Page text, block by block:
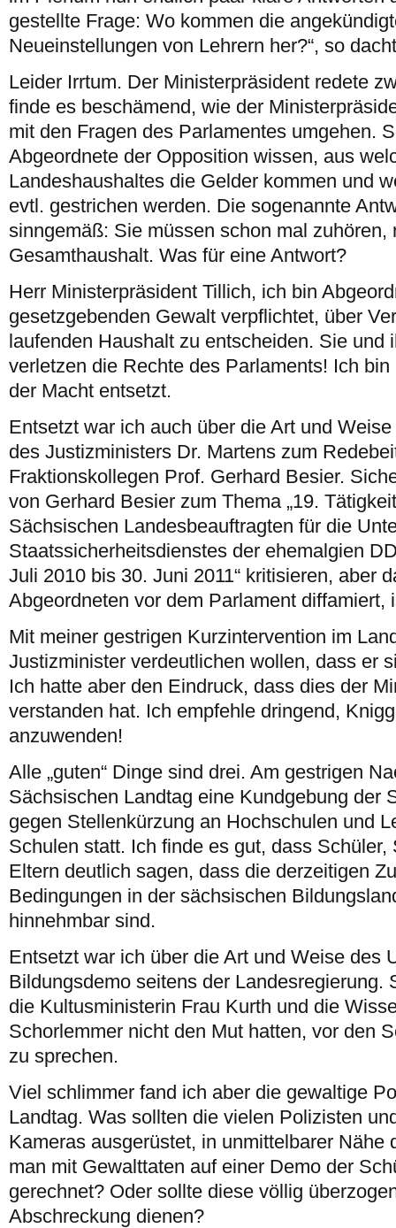
gestellte Frage: Wo kommen die
Neueinstellungen von Lehrern her?“, so
Leider Irrtum. Der Ministerpräsident redete
finde es beschämend, wie der
mit den Fragen des Parlamentes umgehen.
Abgeordnete der Opposition wissen, aus
Landeshaushaltes die Gelder kommen und
evtl. gestrichen werden. Die sogenannte
sinngemäß: Sie müssen schon mal zuhören,
Gesamthaushalt. Was für eine Antwort?
Herr Ministerpräsident Tillich, ich bin
gesetzgebenden Gewalt verpflichtet, über
laufenden Haushalt zu entscheiden. Sie und
verletzen die Rechte des Parlaments! Ich
der Macht entsetzt.
Entsetzt war ich auch über die Art und
des Justizministers Dr. Martens zum
Fraktionskollegen Prof. Gerhard Besier.
von Gerhard Besier zum Thema „19.
Sächsischen Landesbeauftragten für die
Staatssicherheitsdienstes der ehemalgien
Juli 2010 bis 30. Juni 2011“ kritisieren, aber
Abgeordneten vor dem Parlament diffamiert,
Mit meiner gestrigen Kurzintervention im
Justizminister verdeutlichen wollen, dass er
Ich hatte aber den Eindruck, dass dies der
verstanden hat. Ich empfehle dringend,
anzuwenden!
Alle „guten“ Dinge sind drei. Am gestrigen
Sächsischen Landtag eine Kundgebung der
gegen Stellenkürzung an Hochschulen und
Schulen statt. Ich finde es gut, dass Schüler,
Eltern deutlich sagen, dass die derzeitigen
Bedingungen in der sächsischen
hinnehmbar sind.
Entsetzt war ich über die Art und Weise des
Bildungsdemo seitens der Landesregierung.
die Kultusministerin Frau Kurth und die
Schorlemmer nicht den Mut hatten, vor den
zu sprechen.
Viel schlimmer fand ich aber die gewaltige
Landtag. Was sollten die vielen Polizisten
Kameras ausgerüstet, in unmittelbarer Nähe
man mit Gewalttaten auf einer Demo der
gerechnet? Oder sollte diese völlig
Abschreckung dienen?